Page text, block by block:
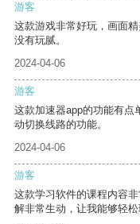
游客
这款游戏非常好玩，画面
没有玩腻。
2024-04-06
游客
这款加速器app的功能有点
动切换线路的功能。
2024-04-06
游客
这款学习软件的课程内容
解非常生动，让我能够轻松